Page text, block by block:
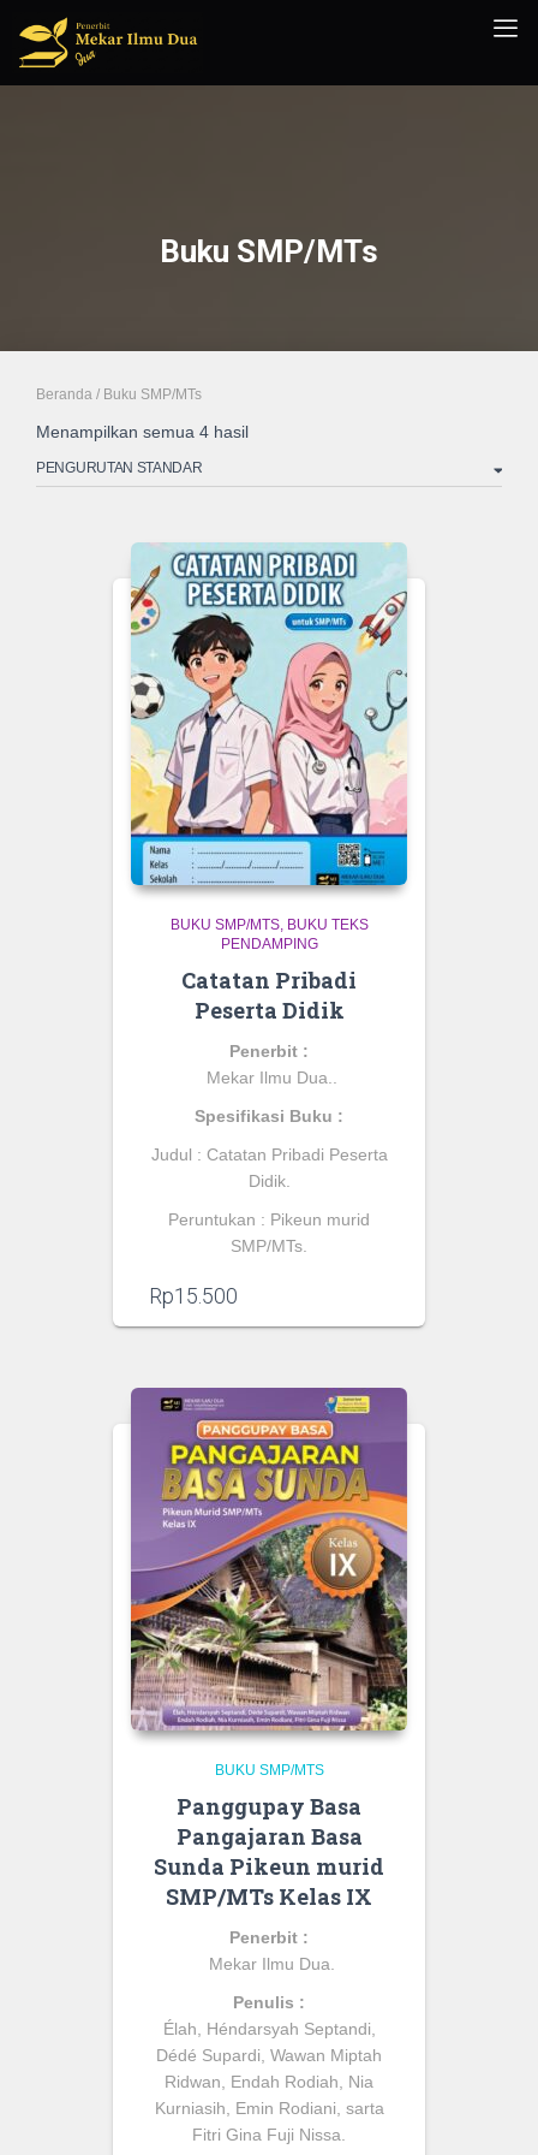
Buku SMP/MTs
Beranda / Buku SMP/MTs
Menampilkan semua 4 hasil
BUKU SMP/MTS BUKU TEKS
PENDAMPING
Catatan Pribadi
Peserta Didik
Penerbit :
Mekar Ilmu Dua.
Spesifikasi Buku :
Judul : Catatan Pribadi Peserta
Didik.
Peruntukan : Pikeun murid
SMP/MTs.
Rp15.500
BUKU SMP/MTS
Panggupay Basa
Pangajaran Basa
Sunda Pikeun murid
SMP/MTs Kelas IX
Penerbit :
Mekar Ilmu Dua.
Penulis :
Élah, Héndarsyah Septandi,
Dédé Supardi, Wawan Miptah
Ridwan, Endah Rodiah, Nia
Kurniasih, Emin Rodiani, sarta
Fitri Gina Fuji Nissa